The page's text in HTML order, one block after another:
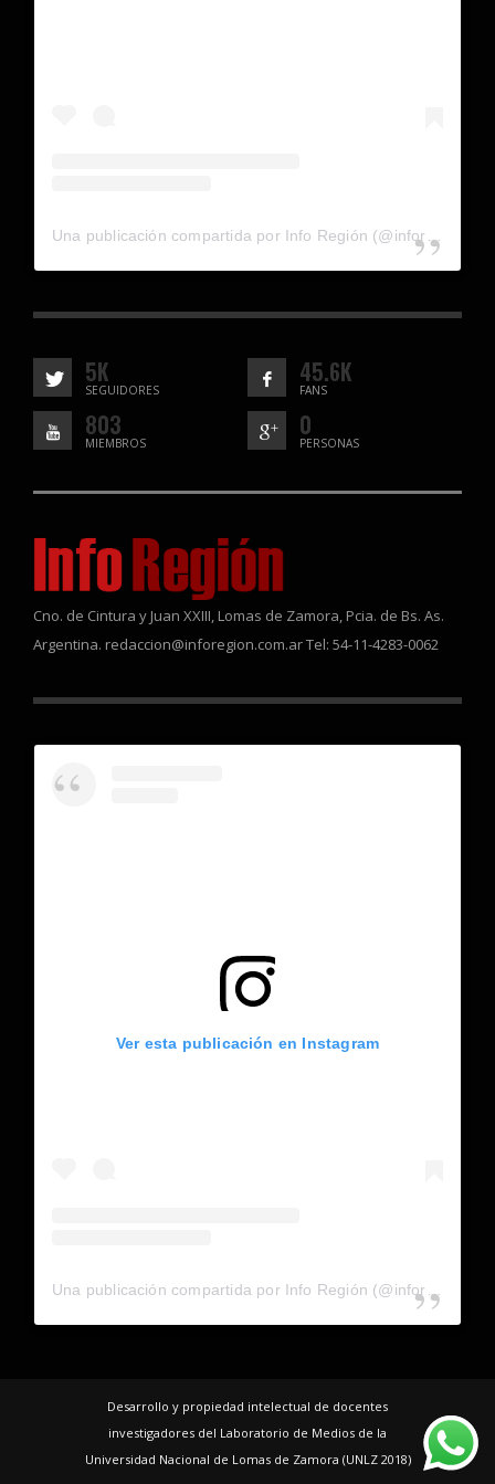
Una publicación compartida por Info Región (@inforegion_redes)
5K
SEGUIDORES
45.6K
FANS
803
MIEMBROS
0
PERSONAS
Cno. de Cintura y Juan XXIII, Lomas de Zamora, Pcia. de Bs. As.
Argentina. redaccion@inforegion.com.ar Tel: 54-11-4283-0062
Ver esta publicación en Instagram
Desarrollo y propiedad intelectual de docentes
investigadores del Laboratorio de Medios de la
Universidad Nacional de Lomas de Zamora (UNLZ 2018)